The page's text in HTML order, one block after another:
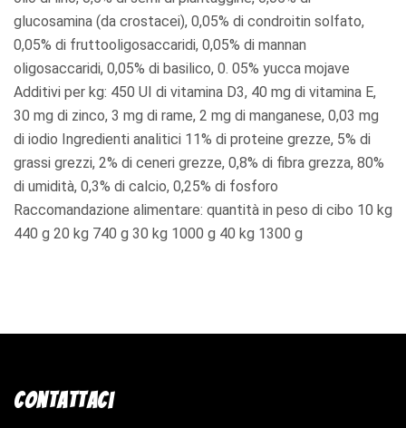
glucosamina (da crostacei), 0,05% di condroitin solfato,
0,05% di fruttooligosaccaridi, 0,05% di mannan
oligosaccaridi, 0,05% di basilico, 0. 05% yucca mojave
Additivi per kg: 450 UI di vitamina D3, 40 mg di vitamina E,
30 mg di zinco, 3 mg di rame, 2 mg di manganese, 0,03 mg
di iodio Ingredienti analitici 11% di proteine grezze, 5% di
grassi grezzi, 2% di ceneri grezze, 0,8% di fibra grezza, 80%
di umidità, 0,3% di calcio, 0,25% di fosforo
Raccomandazione alimentare: quantità in peso di cibo 10 kg
440 g 20 kg 740 g 30 kg 1000 g 40 kg 1300 g
Contattaci